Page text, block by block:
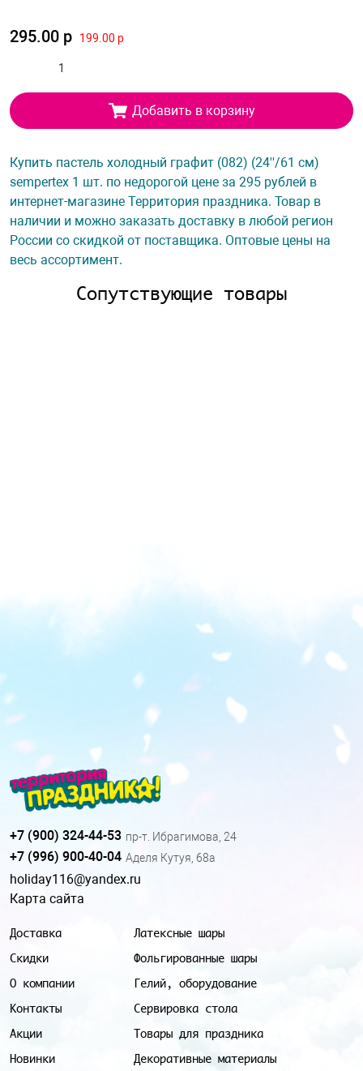
295.00 р 199.00 р
Добавить в корзину
Купить пастель холодный графит (082) (24''/61 см)
sempertex 1 шт. по недорогой цене за 295 рублей в
интернет-магазине Территория праздника. Товар в
наличии и можно заказать доставку в любой регион
России со скидкой от поставщика. Оптовые цены на
весь ассортимент.
Сопутствующие товары
Доставка
Скидки
О компании
Контакты
Акции
Новинки
Латексные шары
Фольгированные шары
Гелий, оборудование
Сервировка стола
Товары для праздника
Декоративные материалы
+7 (900) 324-44-53 пр-т. Ибрагимова, 24
+7 (996) 900-40-04 Аделя Кутуя, 68а
holiday116@yandex.ru
Карта сайта